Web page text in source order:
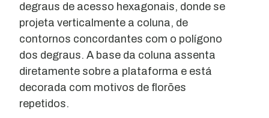
degraus de acesso hexagonais, donde se
projeta verticalmente a coluna, de
contornos concordantes com o polígono
dos degraus. A base da coluna assenta
diretamente sobre a plataforma e está
decorada com motivos de florões
repetidos.